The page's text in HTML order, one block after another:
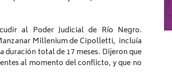
al Poder Judicial de Río Negro.
Millenium de Cipolletti, incluía
duración total de 17 meses. Dijeron que
al momento del conflicto, y que no